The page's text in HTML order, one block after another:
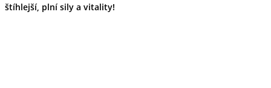
štíhlejší, plní sily a vitality!